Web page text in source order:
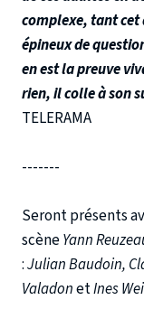
complexe, tant cet
épineux de
en est la preuve
rien, il colle à son
TELERAMA
-------
Seront présents
scèneYann
:Julian Baudoin,
ValadonetInes